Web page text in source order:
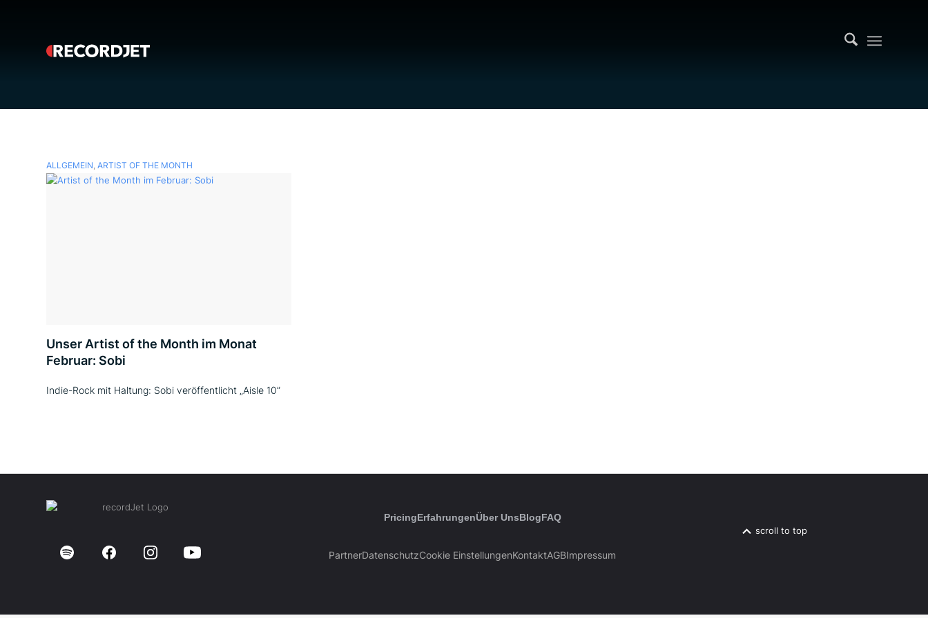
ALLGEMEIN, ARTIST OF THE MONTH
Unser Artist of the Month im Monat
Februar: Sobi
Indie-Rock mit Haltung: Sobi veröffentlicht „Aisle 10”
PricingErfahrungenÜber UnsBlogFAQ
PartnerDatenschutzCookie EinstellungenKontaktAGBImpressum
scroll to top